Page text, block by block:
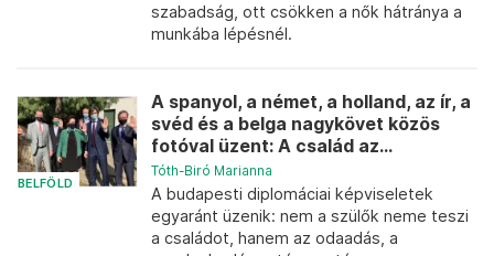
szabadság, ott csökken a nők hátránya a
munkába lépésnél.
BELFÖLD
A spanyol, a német, a holland, az ír, a
svéd és a belga nagykövet közös
fotóval üzent: A család az...
Tóth-Biró Marianna
A budapesti diplomáciai képviseletek
egyaránt üzenik: nem a szülők neme teszi
a családot, hanem az odaadás, a